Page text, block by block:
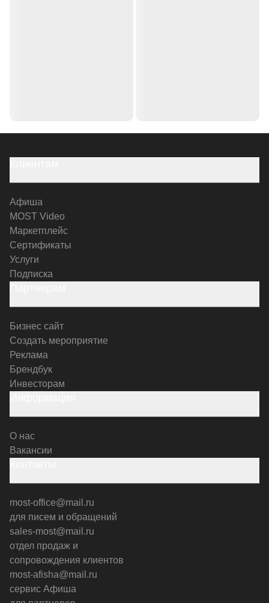
Афиша
MOST Video
Маркетплейс
Сертификаты
Услуги
Подписка
Бизнес сайт
Создать мероприятие
Реклама
Брендбук
Инвесторам
О нас
Вакансии
most-office@mail.ru
для писем и обращений
sales-most@mail.ru
отдел продаж и
сопровождения клиентов
most-afisha@mail.ru
сервис Афиша